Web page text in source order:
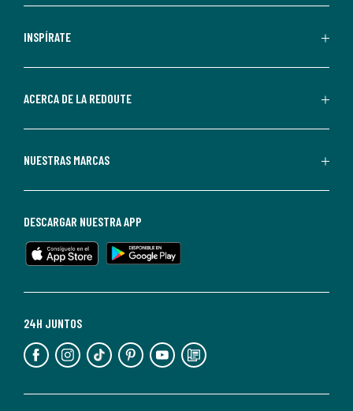
comerciales
personalizadas
parte
Redoute.
de
en
cualquier
Para
información,
puedes
nuestra
INSPÍRATE
ACERCA DE LA REDOUTE
NUESTRAS MARCAS
24H JUNTOS
DESCARGAR NUESTRA APP